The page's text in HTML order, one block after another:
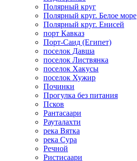
Полярный круг
Полярный круг. Белое море
Полярный круг. Енисей
порт Кавказ
Порт-Саид (Египет)
поселок Давша
поселок Листвянка
поселок Хакусы
поселок Хужир
Починки
Прогулка без питания
Псков
Рантасаари
Рауталахти
река Вятка
река Сура
Речной
Ристисаари